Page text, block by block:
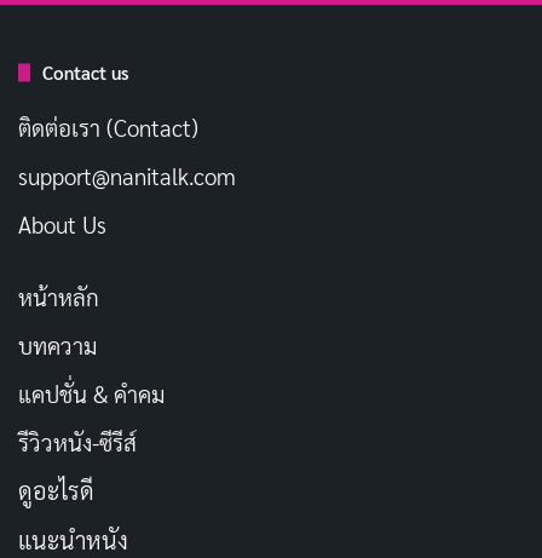
แม้จะมีตัวละครที่ยังอยู่ แต่พวกเขาก็ได้รับข้อมูลเพียงเล็ก
น้อยจนทำให้ดูเหมือนว่าพวกเขาไม่มีความสำคัญ นอกจาก
นี้ การดำเนินเรื่องยังมีความซับซ้อนและไม่แน่นอน ทำให้ตัว
ละครเหล่านี้รู้สึกเหมือนถูกหลงทางในเส้นทางของเรื่องราว
สุดท้ายแล้ว การสร้างอนิเมชันก็ไม่ได้ช่วยเพิ่มคุณค่าให้กับซี
รีส์นี้มากนัก มันกลับทำให้ผู้ชมรู้สึกเบื่อหน่าย และไม่มีอะไร
ที่จะทำให้เราจดจำได้
“Tomb Raider: The Legend of Lara Croft” เป็นซีรีส์ที่ดู
เหมือนจะมุ่งหวังที่จะสร้างความสนุกสนานสำหรับเด็กๆ
มากกว่าผู้ใหญ่ แม้ว่าจะมีความคิดถึงจากเกม แต่ก็ขาดเสน่ห์
Contact us
ติดต่อเรา (Contact)
support@nanitalk.com
About Us
หน้าหลัก
บทความ
แคปชั่น & คำคม
รีวิวหนัง-ซีรีส์
ดูอะไรดี
แนะนำหนัง